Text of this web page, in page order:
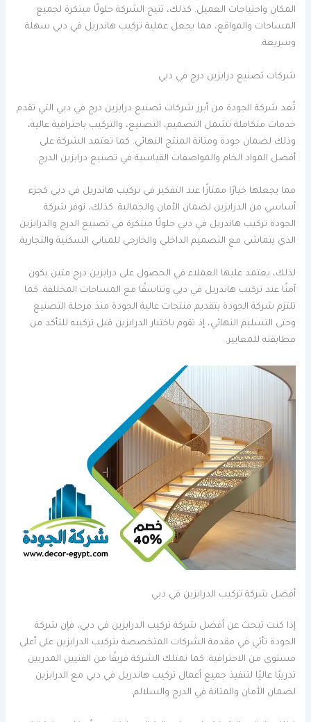
المكان واحتياجات العميل. كذلك، تتيح الشركة حلولًا مبتكرة لجميع
المساحات والمواقع، مما يجعل عملية تركيب هاندريل في دبي سهلة
وسريعة.
شركات تصنيع درابزين درج في دبي
تُعد شركة الجودة من أبرز شركات تصنيع درابزين درج في دبي التي تقدم
خدمات متكاملة تشمل التصميم، التصنيع، والتركيب باحترافية عالية،
وذلك لضمان جودة ومتانة المنتج النهائي. كما تعتمد الشركة على
أفضل المواد الخام والمواصفات القياسية في تصنيع درابزين الدرج.
مما يجعلها خيارًا ممتازًا عند التفكير في تركيب هاندريل في دبي كجزء
أساسي من الدرابزين لضمان الأمان والجمالية. كذلك، توفر شركة
الجودة تركيب هاندريل في دبي حلولًا مبتكرة في تصنيع الدرج والدرابزين
الذي يتماشى مع التصميم الداخلي والخارجي للمباني السكنية والتجارية.
لذلك، يعتمد عليها العملاء في الحصول على درابزين درج متين يكون
آمنًا عند تركيب هاندريل في دبي وتناسقًا مع المساحات المختلفة. كما
تلتزم شركة الجودة بتقديم منتجات عالية الجودة منذ مرحلة التصنيع
وحتى التسليم النهائي، إذ تقوم باختبار الدرابزين قبل تركيبه للتأكد من
مطابقته للمعايير.
أفضل شركة تركيب الدرابزين في دبي
إذا كنت تبحث عن أفضل شركة تركيب الدرابزين في دبي، فإن شركة
الجودة تأتي في مقدمة الشركات المتخصصة بتركيب الدرابزين على أعلى
مستوى من الاحترافية. كما تمتلك الشركة فريقًا من الفنيين المدربين
تدريبًا عاليًا لتنفيذ جميع أعمال تركيب هاندريل في دبي مع الدرابزين
لضمان الأمان والمتانة في الدرج والسلالم.